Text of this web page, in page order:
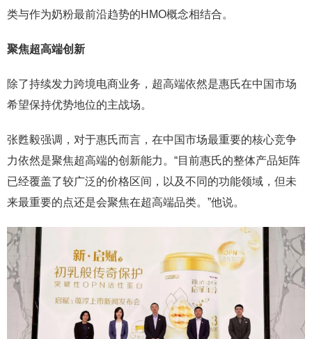
类与作为奶粉最前沿趋势的HMO概念相结合。
聚焦超高端创新
除了持续发力跨境电商业务，超高端依然是惠氏在中国市场
希望保持优势地位的主战场。
张甦毅强调，对于惠氏而言，在中国市场最重要的核心竞争
力依然是聚焦超高端的创新能力。“目前惠氏的整体产品矩阵
已经覆盖了较广泛的价格区间，以及不同的功能领域，但未
来最重要的点还是会聚焦在超高端品类。”他说。